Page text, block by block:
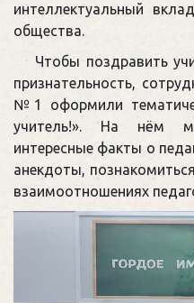
интеллектуальный
общества.
Чтобы поздравить
признательность,
№1 оформили
учитель!». На нём
интересные факты о
анекдоты,
взаимоотношениях